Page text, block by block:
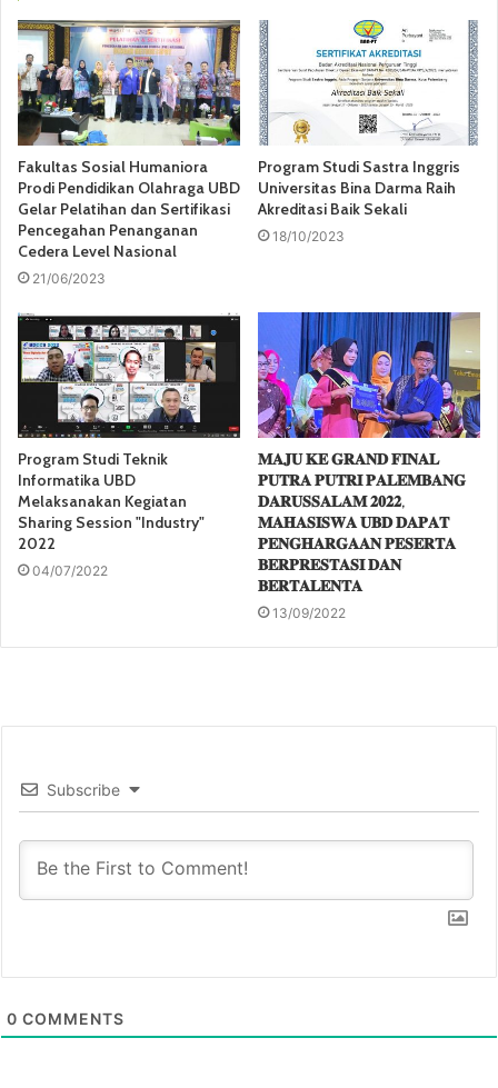
Fakultas Sosial Humaniora
Prodi Pendidikan Olahraga UBD
Gelar Pelatihan dan Sertifikasi
Pencegahan Penanganan
Cedera Level Nasional
21/06/2023
Program Studi Sastra Inggris
Universitas Bina Darma Raih
Akreditasi Baik Sekali
18/10/2023
Program Studi Teknik
Informatika UBD
Melaksanakan Kegiatan
Sharing Session "Industry"
2022
04/07/2022
𝐌𝐀𝐉𝐔 𝐊𝐄 𝐆𝐑𝐀𝐍𝐃 𝐅𝐈𝐍𝐀𝐋
𝐏𝐔𝐓𝐑𝐀 𝐏𝐔𝐓𝐑𝐈 𝐏𝐀𝐋𝐄𝐌𝐁𝐀𝐍𝐆
𝐃𝐀𝐑𝐔𝐒𝐒𝐀𝐋𝐀𝐌 𝟐𝟎𝟐𝟐,
𝐌𝐀𝐇𝐀𝐒𝐈𝐒𝐖𝐀 𝐔𝐁𝐃 𝐃𝐀𝐏𝐀𝐓
𝐏𝐄𝐍𝐆𝐇𝐀𝐑𝐆𝐀𝐀𝐍 𝐏𝐄𝐒𝐄𝐑𝐓𝐀
𝐁𝐄𝐑𝐏𝐑𝐄𝐒𝐓𝐀𝐒𝐈 𝐃𝐀𝐍
𝐁𝐄𝐑𝐓𝐀𝐋𝐄𝐍𝐓𝐀
13/09/2022
Subscribe
0 COMMENTS